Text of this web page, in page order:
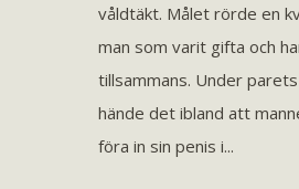
våldtäkt. Målet rörde en
man som varit gifta och
tillsammans. Under
hände det ibland att
föra in sin penis i...